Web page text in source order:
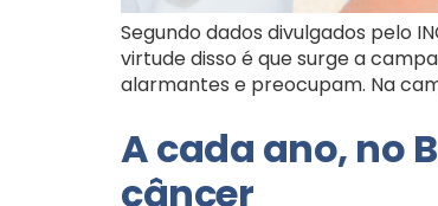
Segundo dados divulgados pelo
virtude disso é que surge a
alarmantes e preocupam. Na
A cada ano, no
câncer